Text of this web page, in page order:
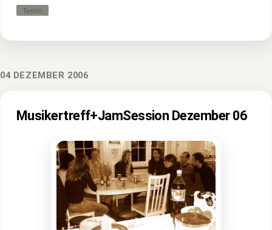
Teilen
04 DEZEMBER 2006
Musikertreff+JamSession Dezember 06